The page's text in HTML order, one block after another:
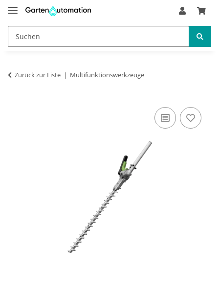
Zurück zur Liste Multifunktionswerkzeuge